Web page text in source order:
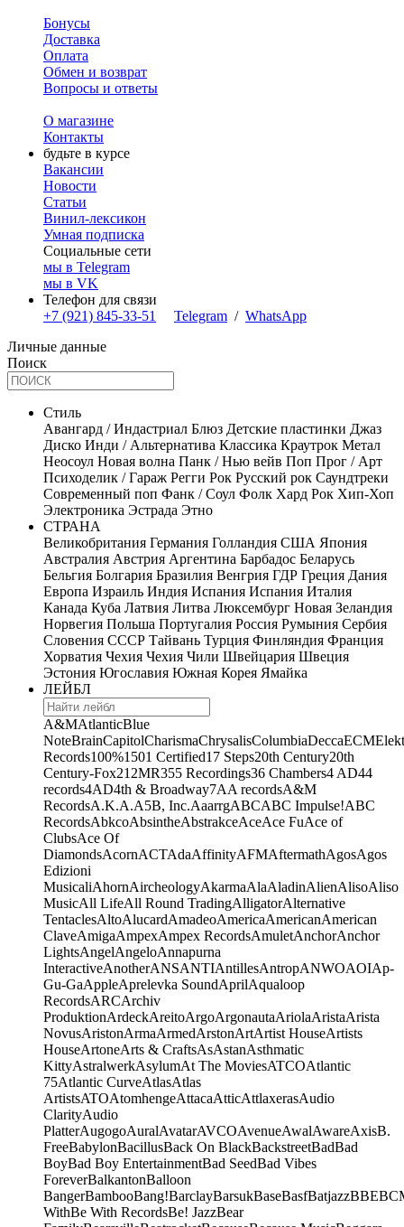
Бонусы
Доставка
Оплата
Обмен и возврат
Вопросы и ответы
О магазине
Контакты
будьте в курсе
Вакансии
Новости
Статьи
Винил-лексикон
Умная подписка
Социальные сети
мы в Telegram
мы в VK
Телефон для связи
+7 (921) 845-33-51
Telegram / WhatsApp
Личные данные
Поиск
Стиль
Авангард / Индастриал Блюз Детские пластинки Джаз
Диско Инди / Альтернатива Классика Краутрок Метал
Неосоул Новая волна Панк / Нью вейв Поп Прог / Арт
Психоделик / Гараж Регги Рок Русский рок Саундтреки
Современный поп Фанк / Соул Фолк Хард Рок Хип-Хоп
Электроника Эстрада Этно
СТРАНА
Великобритания Германия Голландия США Япония
Австралия Австрия Аргентина Барбадос Беларусь
Бельгия Болгария Бразилия Венгрия ГДР Греция Дания
Европа Израиль Индия Испания Испания Италия
Канада Куба Латвия Литва Люксембург Новая Зеландия
Норвегия Польша Португалия Россия Румыния Сербия
Словения СССР Тайвань Турция Финляндия Франция
Хорватия Чехия Чехия Чили Швейцария Швеция
Эстония Югославия Южная Корея Ямайка
ЛЕЙБЛ
A&MAtlanticBlue
NoteBrainCapitolCharismaChrysalisColumbiaDeccaECM
Records100%1501 Certified17 Steps20th Century20th
Century-Fox21 2MR355 Recordings36 Chambers4 AD44
records4AD4th & Broadway7AA recordsA&M
RecordsA.K.A.A5B, Inc.AaarrgABCABC Impulse!ABC
RecordsAbkcoAbsintheAbstrakceAceAce FuAce of
ClubsAce Of
DiamondsAcornACTAdaAffinityAFMAftermathAgosAgos
Edizioni
MusicaliAhornAircheologyAkarmaAlaAladinAlienAlisoAliso
MusicAll LifeAll Round TradingAlligatorAlternative
TentaclesAltoAlucardAmadeoAmericaAmericanAmerican
ClaveAmigaAmpexAmpex RecordsAmuletAnchorAnchor
LightsAngelAngeloAnnapurna
InteractiveAnotherANSANTIAntillesAntropANWOAOIAp-
Gu-GaAppleAprelevka SoundAprilAqualoop
RecordsARCArchiv
ProduktionArdeckAreitoArgoArgonautaAriolaAristaArista
NovusAristonArmaArmedArstonArtArtist HouseArtists
HouseArtoneArts & CraftsAsAstanAsthmatic
KittyAstralwerkAsylumAt The MoviesATCOAtlantic
75Atlantic CurveAtlasAtlas
ArtistsATOAtomhengeAttacaAtticAttlaxerasAudio
ClarityAudio
PlatterAugogoAuralAvatarAVCOAvenueAwalAwareAxisB.
FreeBabylonBacillusBack On BlackBackstreetBadBad
BoyBad Boy EntertainmentBad SeedBad Vibes
ForeverBalkantonBalloon
BangerBambooBang!BarclayBarsukBaseBasfBatjazzBBE
WithBe With RecordsBe! JazzBear